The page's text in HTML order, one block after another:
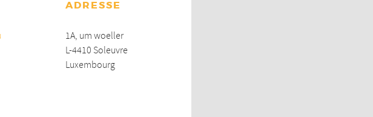
ADRESSE
1A, um woeller
L-4410 Soleuvre
Luxembourg